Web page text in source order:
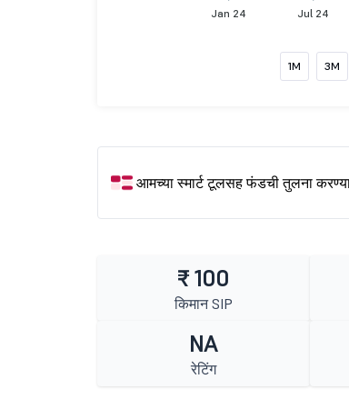
Jan 24 Jul 24
1M 3M
आमच्या स्मार्ट टूलसह फंडची तुलना
₹ 100
किमान SIP
NA
रेटिंग